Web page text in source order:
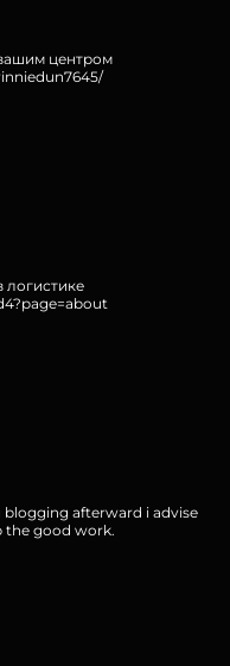
центром
afterward i advise
the good work.